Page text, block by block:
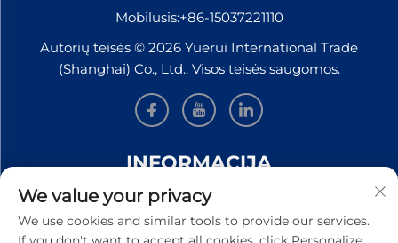
Mobilusis:+86-15037221110
Autorių teisės © 2026 Yuerui International Trade
(Shanghai) Co., Ltd.. Visos teisės saugomos.
INFORMACIJA
Užsiregistruokite, kad gautumėte mūsų savaitinį
naujienlaiškį
We value your privacy
We use cookies and similar tools to provide our services.